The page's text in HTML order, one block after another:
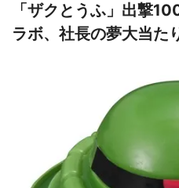
「ザクとうふ」出撃
ラボ、社長の夢大当た